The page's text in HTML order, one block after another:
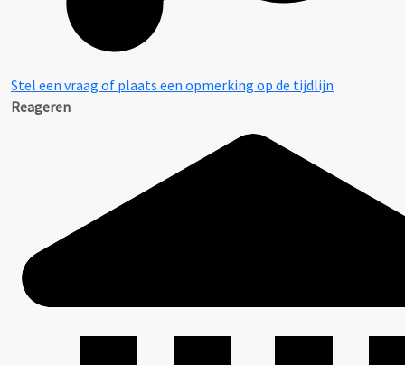
Stel een vraag of plaats een opmerking op de tijdlijn
Reageren